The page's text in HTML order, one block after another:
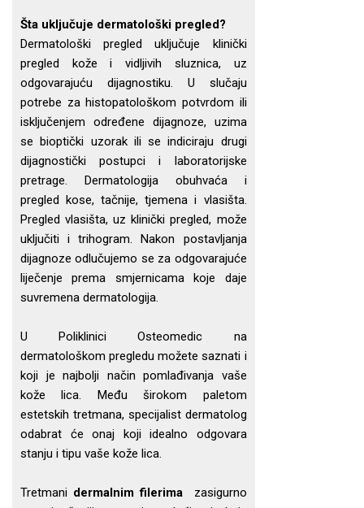
Šta uključuje dermatološki pregled?
Dermatološki pregled uključuje klinički
pregled kože i vidljivih sluznica, uz
odgovarajuću dijagnostiku. U slučaju
potrebe za histopatološkom potvrdom ili
isključenjem određene dijagnoze, uzima
se bioptički uzorak ili se indiciraju drugi
dijagnostički postupci i laboratorijske
pretrage. Dermatologija obuhvaća i
pregled kose, tačnije, tjemena i vlasišta.
Pregled vlasišta, uz klinički pregled, može
uključiti i trihogram. Nakon postavljanja
dijagnoze odlučujemo se za odgovarajuće
liječenje prema smjernicama koje daje
suvremena dermatologija.
U Poliklinici Osteomedic na
dermatološkom pregledu možete saznati i
koji je najbolji način pomlađivanja vaše
kože lica. Među širokom paletom
estetskih tretmana, specijalist dermatolog
odabrat će onaj koji idealno odgovara
stanju i tipu vaše kože lica.
Tretmani dermalnim filerimazasigurno